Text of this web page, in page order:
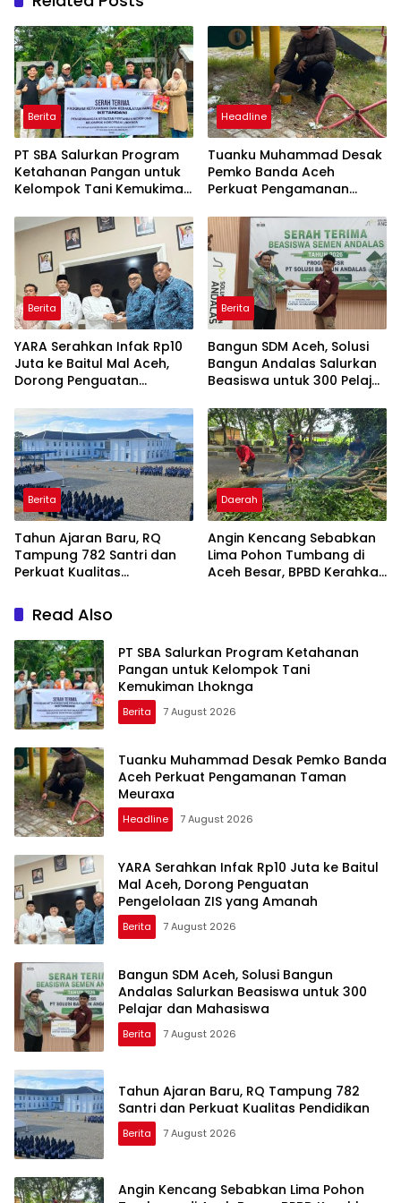
Berita
PT SBA Salurkan Program
Ketahanan Pangan untuk
Kelompok Tani Kemukiman
Headline
Tuanku Muhammad Desak
Pemko Banda Aceh
Perkuat Pengamanan
Berita
YARA Serahkan Infak Rp10
Juta ke Baitul Mal Aceh,
Dorong Penguatan
Amanah
Berita
Bangun SDM Aceh, Solusi
Bangun Andalas Salurkan
Beasiswa untuk 300 Pelajar
Berita
Tahun Ajaran Baru, RQ
Tampung 782 Santri dan
Perkuat Kualitas
Daerah
Angin Kencang Sebabkan
Lima Pohon Tumbang di
Aceh Besar, BPBD Kerahkan
Read Also
PT SBA Salurkan Program Ketahanan
Pangan untuk Kelompok Tani
Kemukiman Lhoknga
Berita 7 August 2026
Tuanku Muhammad Desak Pemko Banda
Aceh Perkuat Pengamanan Taman
Meuraxa
Headline 7 August 2026
YARA Serahkan Infak Rp10 Juta ke Baitul
Mal Aceh, Dorong Penguatan
Pengelolaan ZIS yang Amanah
Berita 7 August 2026
Bangun SDM Aceh, Solusi Bangun
Andalas Salurkan Beasiswa untuk 300
Pelajar dan Mahasiswa
Berita 7 August 2026
Tahun Ajaran Baru, RQ Tampung 782
Santri dan Perkuat Kualitas Pendidikan
Berita 7 August 2026
Angin Kencang Sebabkan Lima Pohon